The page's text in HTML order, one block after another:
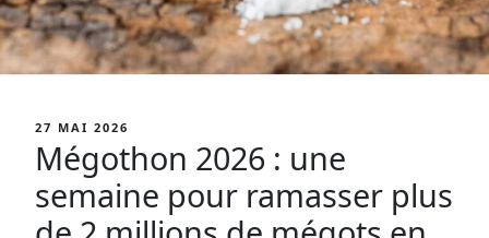
PUBLIÉ
LE
27 MAI 2026
Mégothon 2026 : une
semaine pour ramasser plus